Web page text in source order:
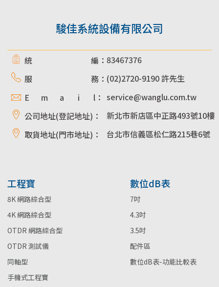
駿佳系統設備有限公司
統 編： 83467376
服 務： (02)2720-9190 許先生
E m a i l： service@wanglu.com.tw
公司地址(登記地址)：
新北市新店區中正路493號10樓
取貨地址(門市地址)：
台北市信義區松仁路215巷6號
工程寶
8K 網路綜合型
4K 網路綜合型
OTDR 網路綜合型
OTDR 測試儀
同軸型
手機式工程寶
數位dB表
7吋
4.3吋
3.5吋
配件區
數位dB表-功能比較表